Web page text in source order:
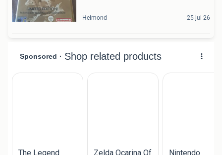
Helmond 25 jul 26